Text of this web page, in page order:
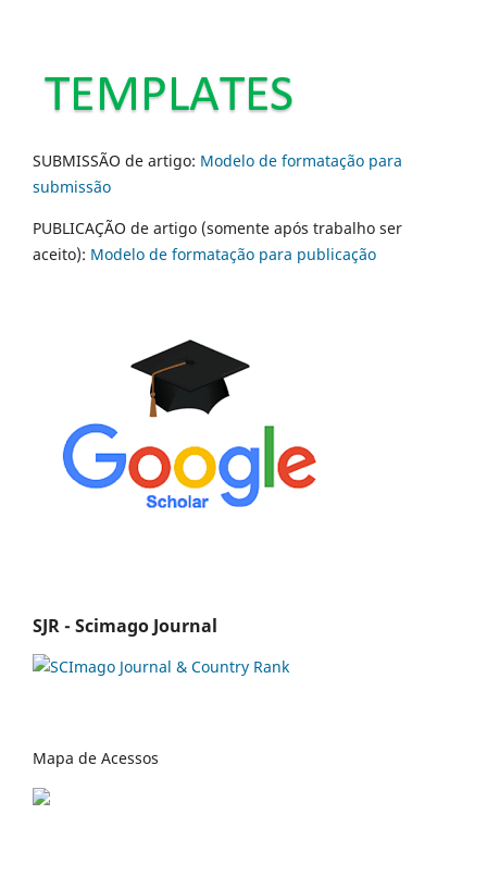
SUBMISSÃO de artigo: Modelo de formatação para
submissão
PUBLICAÇÃO de artigo (somente após trabalho ser
aceito): Modelo de formatação para publicação
SJR - Scimago Journal
Mapa de Acessos